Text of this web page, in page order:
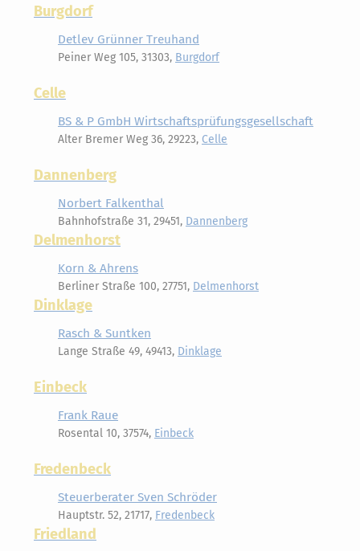
Burgdorf
Detlev Grünner Treuhand
Peiner Weg 105, 31303, Burgdorf
Celle
BS & P GmbH Wirtschaftsprüfungsgesellschaft
Alter Bremer Weg 36, 29223, Celle
Dannenberg
Norbert Falkenthal
Bahnhofstraße 31, 29451, Dannenberg
Delmenhorst
Korn & Ahrens
Berliner Straße 100, 27751, Delmenhorst
Dinklage
Rasch & Suntken
Lange Straße 49, 49413, Dinklage
Einbeck
Frank Raue
Rosental 10, 37574, Einbeck
Fredenbeck
Steuerberater Sven Schröder
Hauptstr. 52, 21717, Fredenbeck
Friedland